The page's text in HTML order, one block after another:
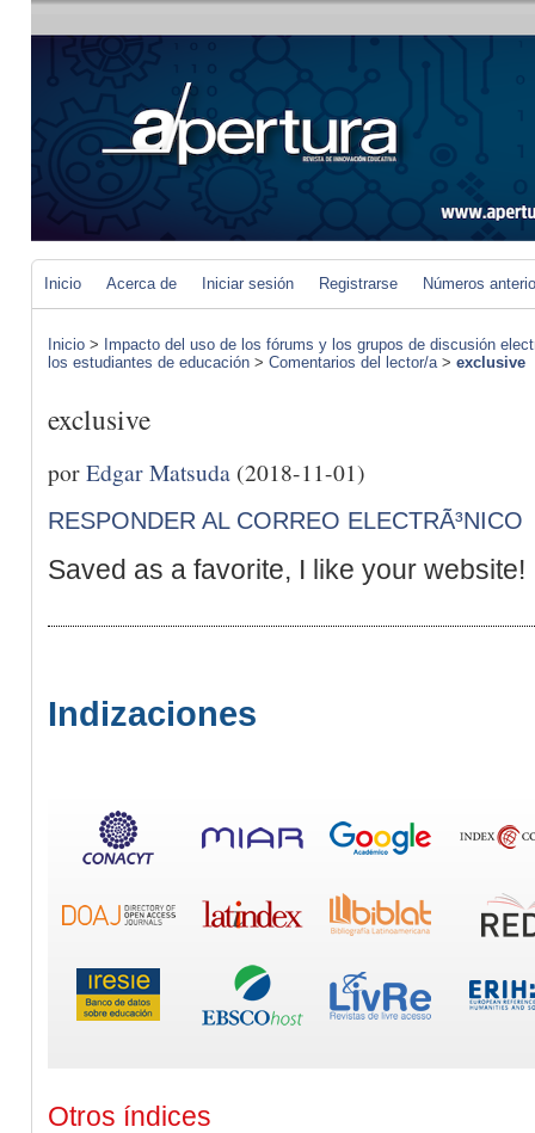
Inicio Acerca de Iniciar sesión Registrarse Números
Inicio > Impacto del uso de los fórums y los grupos de discusión
los estudiantes de educación > Comentarios del lector/a> exclusive
exclusive
porEdgar Matsuda (2018-11-01)
RESPONDER AL CORREO ELECTRÃ³NICO
Saved as a favorite, I like your website!
Indizaciones
Otros índices